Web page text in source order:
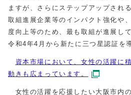
ますが、さらにステップアップされ
取組進展企業等のインパクト強化や
度向上等のため、最も取組が進展し
令和4年4月から新たに三つ星認証を
資本市場において、女性の活躍に
動きも広まっています。
女性の活躍を応援したい大阪市内